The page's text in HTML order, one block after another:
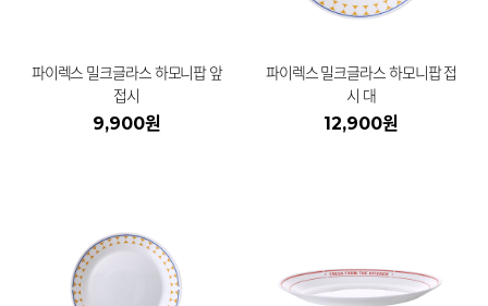
파이렉스 밀크글라스 하모니팝 앞
접시
9,900원
파이렉스 밀크글라스 하모니팝 접
시 대
12,900원